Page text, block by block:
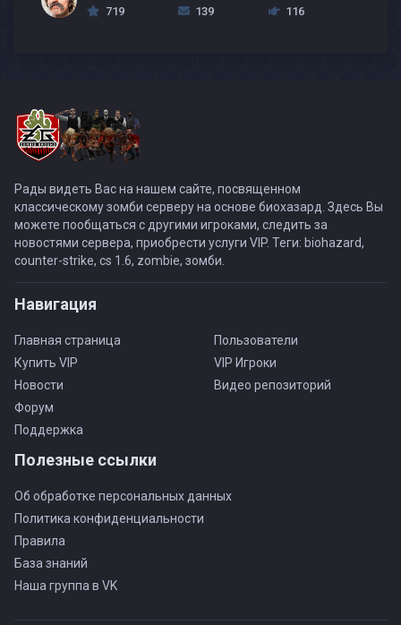
719
139 116
Рады видеть Вас на нашем сайте, посвященном
классическому зомби серверу на основе биохазард. Здесь Вы
можете пообщаться с другими игроками, следить за
новостями сервера, приобрести услуги VIP. Теги: biohazard,
counter-strike, cs 1.6, zombie, зомби.
Навигация
Главная страница
Купить VIP
Новости
Форум
Поддержка
Пользователи
VIP Игроки
Видео репозиторий
Полезные ссылки
Об обработке персональных данных
Политика конфиденциальности
Правила
База знаний
Наша группа в VK